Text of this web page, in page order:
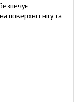
поверхні снігу та